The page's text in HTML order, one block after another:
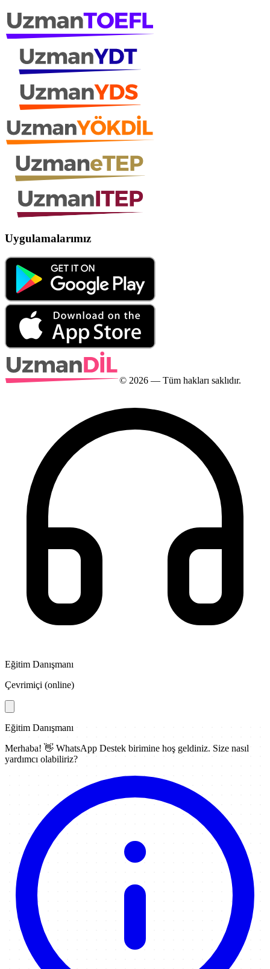
Uygulamalarımız
© 2026 — Tüm hakları saklıdır.
Eğitim Danışmanı
Çevrimiçi (online)
Eğitim Danışmanı
Merhaba! 👋 WhatsApp Destek birimine hoş geldiniz. Size nasıl
yardımcı olabiliriz?